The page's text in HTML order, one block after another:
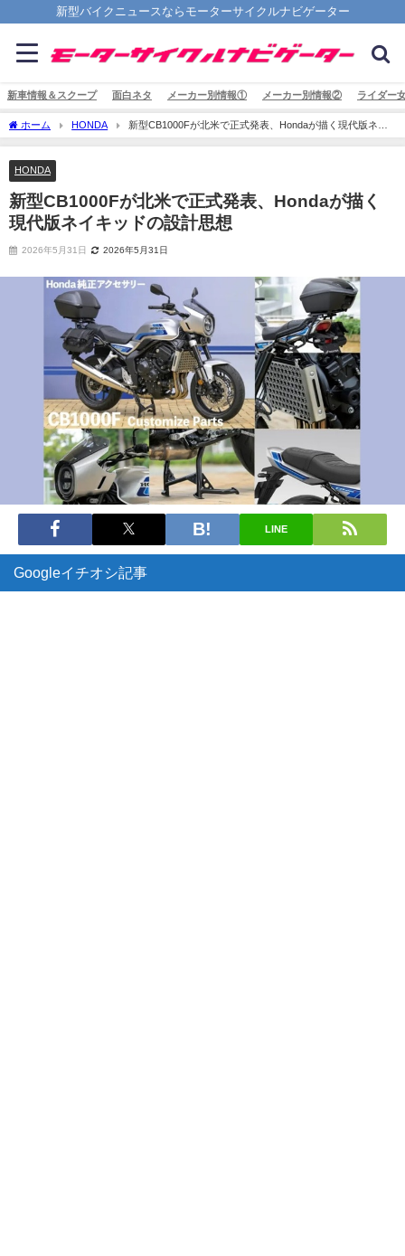
新型バイクニュースならモーターサイクルナビゲーター
新車情報＆スクープ 面白ネタ メーカー別情報① メーカー別情報② ライダー
ホーム HONDA
新型CB1000Fが北米で正式発表、Hondaが描く現代版ネイ
キッドの設計思想
HONDA
新型CB1000Fが北米で正式発表、Hondaが描く
現代版ネイキッドの設計思想
2026年5月31日 2026年5月31日
LINE
Googleイチオシ記事